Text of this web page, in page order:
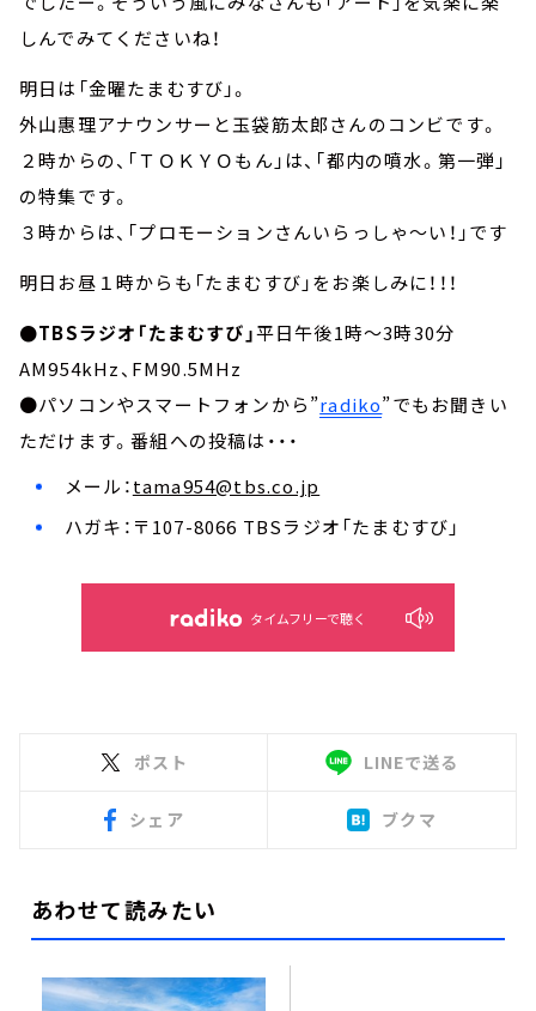
しんでみてくださいね！
明日は「金曜たまむすび」。
外山惠理アナウンサーと玉袋筋太郎さんのコンビです。
２時からの、 「ＴＯＫＹＯもん」は、「都内の噴水。第一弾 」
の特集です。
３時からは、 「プロモーションさんいらっしゃ～い！」です
明日お昼１時からも「たまむすび」をお楽しみに！！！
●TBSラジオ「たまむすび」平日午後1時～3時30分
AM954kHz、FM90.5MHz
●パソコンやスマートフォンから”radiko”でもお聞きい
ただけます。番組への投稿は・・・
メール：tama954@tbs.co.jp
ハガキ：〒107-8066 TBSラジオ「たまむすび」
タイムフリーで聴く
ポスト LINEで送る
シェア ブクマ
あわせて読みたい